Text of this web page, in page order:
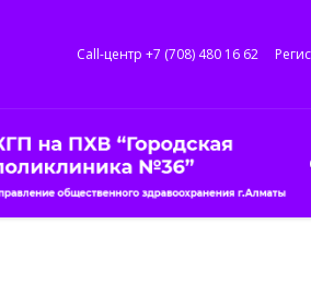
Call-центр +7 (708) 480 16 62